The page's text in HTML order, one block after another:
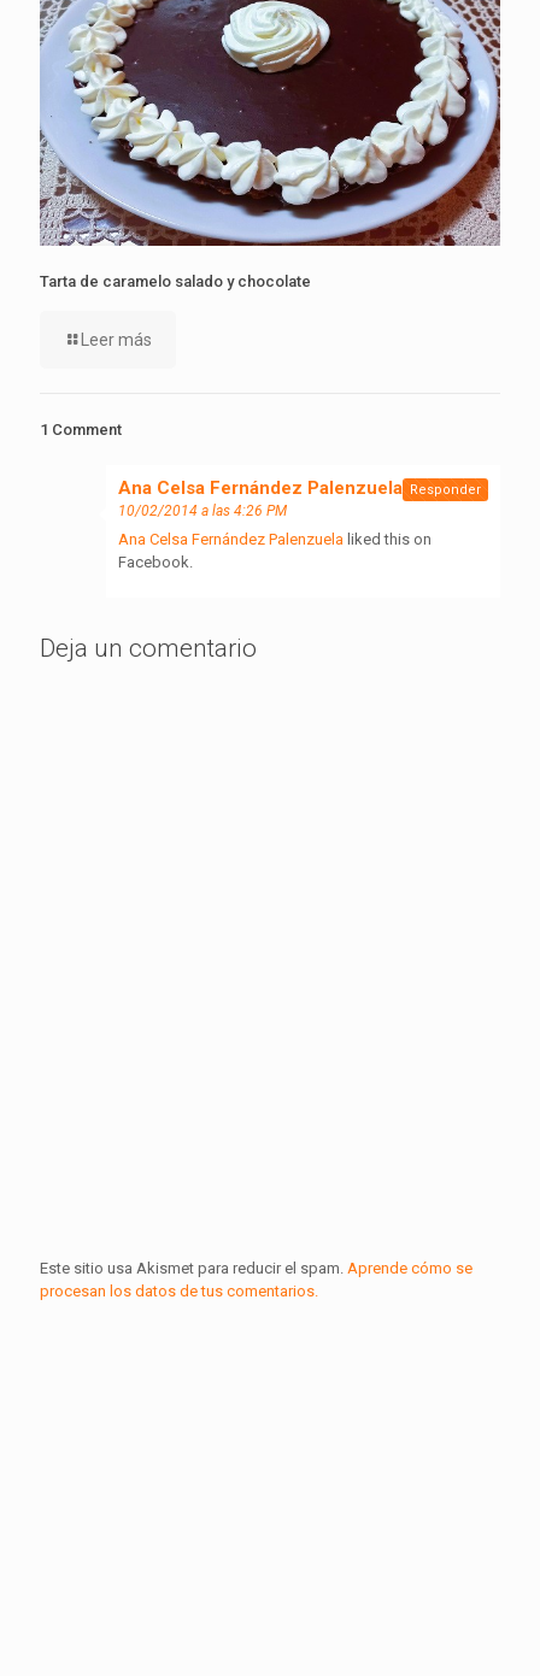
Tarta de caramelo salado y chocolate
Leer más
1 Comment
Ana Celsa Fernández Palenzuela dice:
10/02/2014 a las 4:26 PM
Ana Celsa Fernández Palenzuela liked this on
Facebook.
Responder
Deja un comentario
Este sitio usa Akismet para reducir el spam. Aprende cómo se
procesan los datos de tus comentarios.